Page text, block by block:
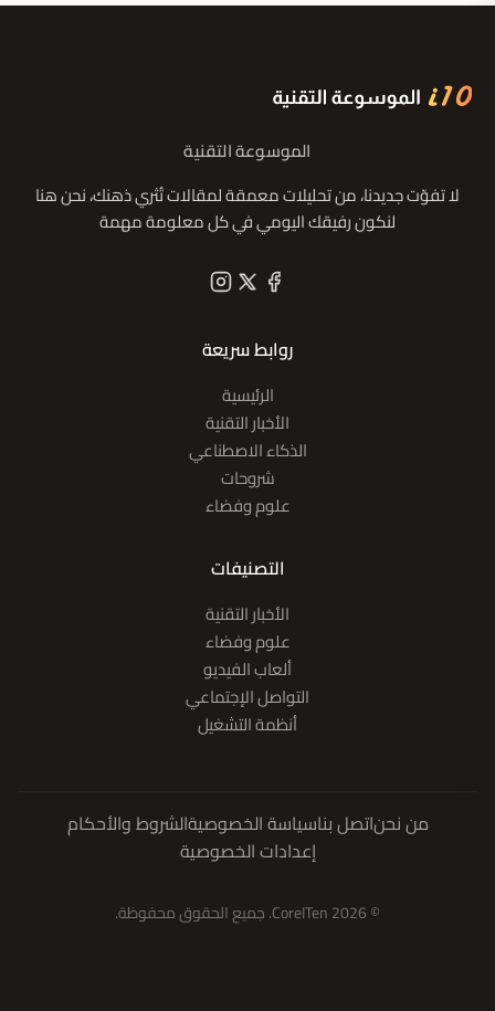
الموسوعة التقنية
لا تفوّت جديدنا، من تحليلات معمقة لمقالات تُثري ذهنك، نحن هنا
لنكون رفيقك اليومي في كل معلومة مهمة
روابط سريعة
الرئيسية
الأخبار التقنية
الذكاء الاصطناعي
شروحات
علوم وفضاء
التصنيفات
الأخبار التقنية
علوم وفضاء
ألعاب الفيديو
التواصل الإجتماعي
أنظمة التشغيل
من نحناتصل بناسياسة الخصوصيةالشروط والأحكام
إعدادات الخصوصية
© 2026 CoreITen. جميع الحقوق محفوظة.